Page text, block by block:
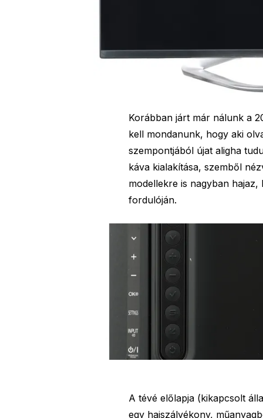
Korábban járt már nálunk a
kell mondanunk, hogy aki
szempontjából újat aligha
káva kialakítása, szemből
modellekre is nagyban hajaz,
fordulóján.
A tévé előlapja (kikapcsolt
egy hajszálvékony,